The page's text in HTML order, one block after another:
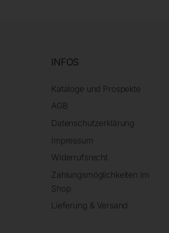
INFOS
Kataloge und Prospekte
AGB
Datenschutzerklärung
Impressum
Widerrufsrecht
Zahlungsmöglichkeiten im
Shop
Lieferung & Versand